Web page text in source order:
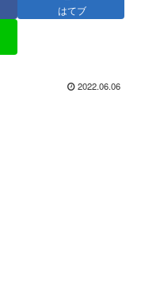
はてブ
2022.06.06